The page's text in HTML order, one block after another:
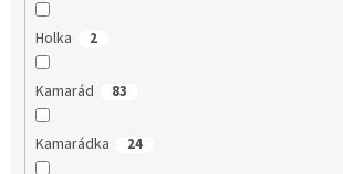
Holka 2
Kamarád 83
Kamarádka 24